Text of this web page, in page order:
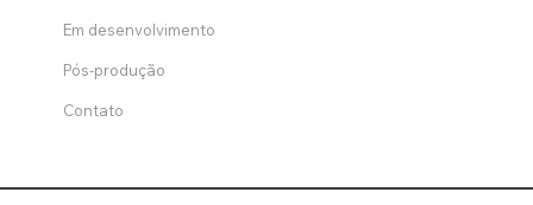
Em desenvolvimento
Pós-produção
Contato